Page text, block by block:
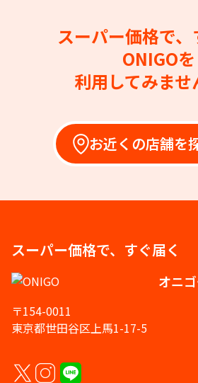
スーパー価格で、
ONIGOを
利用してみませ
お近くの店舗を
スーパー価格で、すぐ届く
オニ
〒154-0011
東京都世田谷区上馬1-17-5